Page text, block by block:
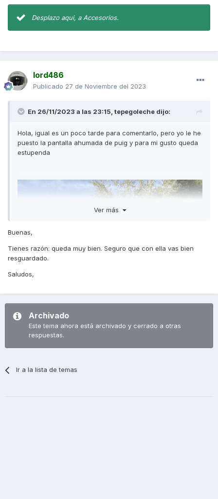
Desplazo aqui, a Accesorios.
lord486
Publicado 27 de Noviembre del 2023
En 26/11/2023 a las 23:15, tepegoleche dijo:
Hola, igual es un poco tarde para comentarlo, pero yo le he
puesto la pantalla ahumada de puig y para mi gusto queda
estupenda
Ver más
Buenas,
Tienes razón: queda muy bien. Seguro que con ella vas bien
resguardado.
Saludos,
Archivado
Este tema ahora está archivado y cerrado a otras
respuestas.
Ir a la lista de temas